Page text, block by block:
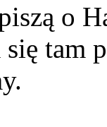
o
tam